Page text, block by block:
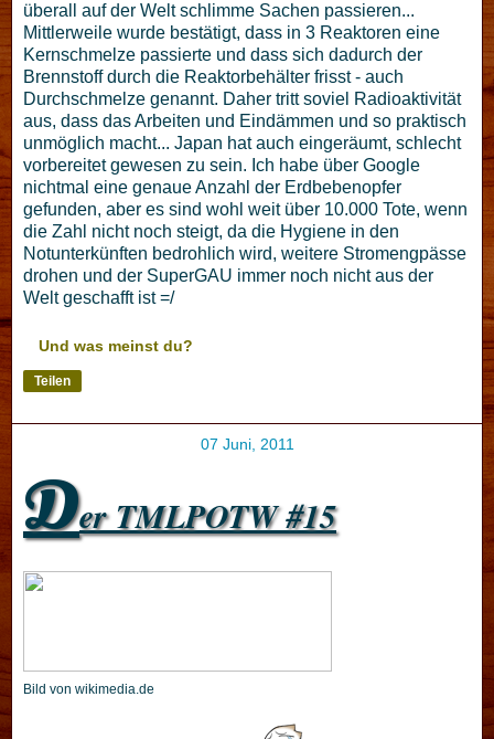
überall auf der Welt schlimme Sachen passieren...
Mittlerweile wurde bestätigt, dass in 3 Reaktoren eine
Kernschmelze passierte und dass sich dadurch der
Brennstoff durch die Reaktorbehälter frisst - auch
Durchschmelze genannt. Daher tritt soviel Radioaktivität
aus, dass das Arbeiten und Eindämmen und so praktisch
unmöglich macht... Japan hat auch eingeräumt, schlecht
vorbereitet gewesen zu sein. Ich habe über Google
nichtmal eine genaue Anzahl der Erdbebenopfer
gefunden, aber es sind wohl weit über 10.000 Tote, wenn
die Zahl nicht noch steigt, da die Hygiene in den
Notunterkünften bedrohlich wird, weitere Stromengpässe
drohen und der SuperGAU immer noch nicht aus der
Welt geschafft ist =/
Und was meinst du?
Teilen
07 Juni, 2011
Der TMLPOTW #15
Bild von wikimedia.de